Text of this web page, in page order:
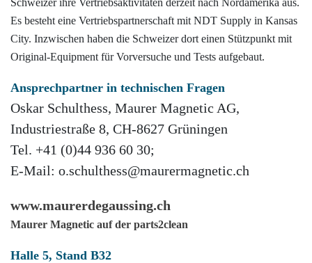
Es besteht eine Vertriebspartnerschaft mit NDT Supply in Kansas
City. Inzwischen haben die Schweizer dort einen Stützpunkt mit
Original-Equipment für Vorversuche und Tests aufgebaut.
Ansprechpartner in technischen Fragen
Oskar Schulthess, Maurer Magnetic AG,
Industriestraße 8, CH-8627 Grüningen
Tel. +41 (0)44 936 60 30;
E-Mail: o.schulthess@maurermagnetic.ch
www.maurerdegaussing.ch
Maurer Magnetic auf der parts2clean
Halle 5, Stand B32